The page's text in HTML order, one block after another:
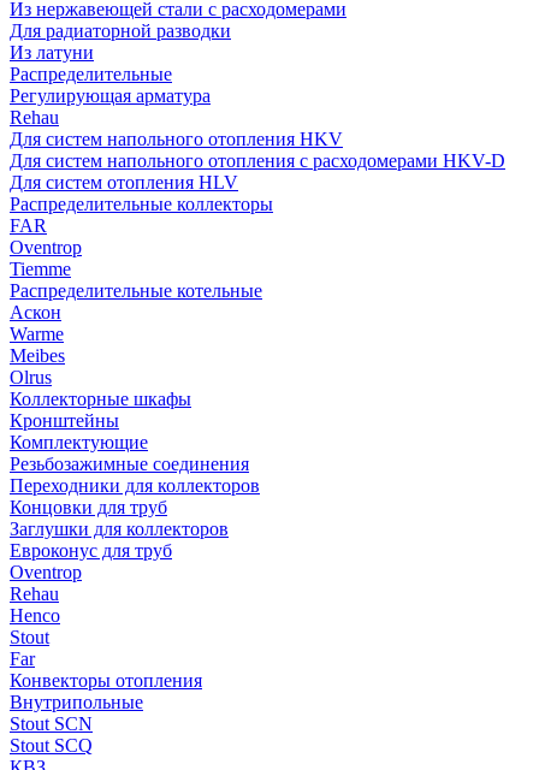
Из нержавеющей стали с расходомерами
Для радиаторной разводки
Из латуни
Распределительные
Регулирующая арматура
Rehau
Для систем напольного отопления HKV
Для систем напольного отопления с расходомерами HKV-D
Для систем отопления HLV
Распределительные коллекторы
FAR
Oventrop
Tiemme
Распределительные котельные
Аскон
Warme
Meibes
Olrus
Коллекторные шкафы
Кронштейны
Комплектующие
Резьбозажимные соединения
Переходники для коллекторов
Концовки для труб
Заглушки для коллекторов
Евроконус для труб
Oventrop
Rehau
Henco
Stout
Far
Конвекторы отопления
Внутрипольные
Stout SCN
Stout SCQ